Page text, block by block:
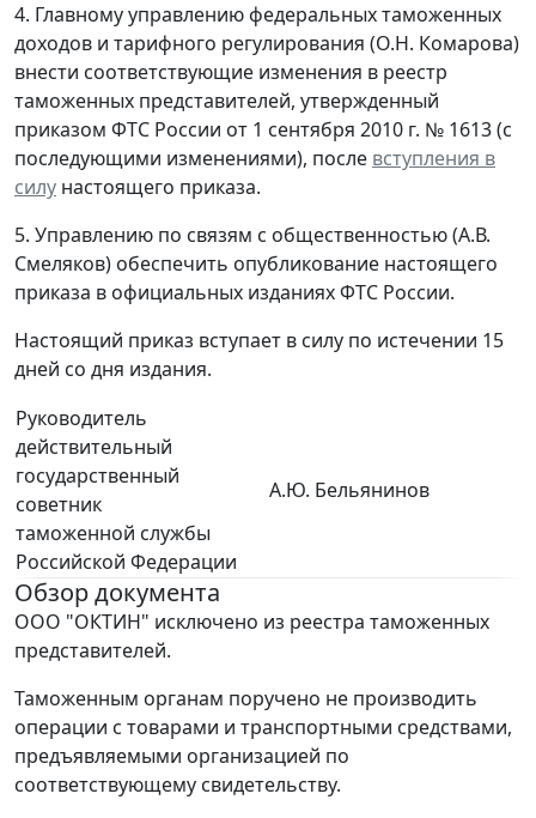
4. Главному управлению федеральных таможенных
доходов и тарифного регулирования (О.Н. Комарова)
внести соответствующие изменения в реестр
таможенных представителей, утвержденный
приказом ФТС России от 1 сентября 2010 г. № 1613 (с
последующими изменениями), после вступления в
силу настоящего приказа.
5. Управлению по связям с общественностью (А.В.
Смеляков) обеспечить опубликование настоящего
приказа в официальных изданиях ФТС России.
Настоящий приказ вступает в силу по истечении 15
дней со дня издания.
Руководитель
действительный
государственный
советник
таможенной службы
Российской Федерации
А.Ю. Бельянинов
Обзор документа
ООО "ОКТИН" исключено из реестра таможенных
представителей.
Таможенным органам поручено не производить
операции с товарами и транспортными средствами,
предъявляемыми организацией по
соответствующему свидетельству.